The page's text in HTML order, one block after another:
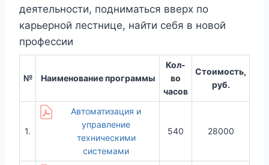
деятельности, подниматься вверх по
карьерной лестнице, найти себя в новой
профессии
№ Наименование программы
Кол-
во
часов
Стоимость,
руб.
1.
Автоматизация и
управление
техническими
системами
540 28000